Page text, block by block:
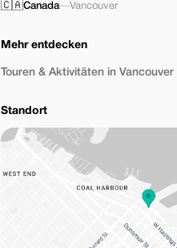
🇨🇦Canada—Vancouver
Mehr entdecken
Touren & Aktivitäten in Vancouver
Standort